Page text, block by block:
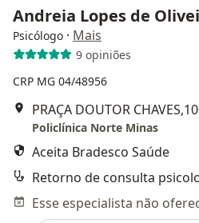
Andreia Lopes de
Psicólogo · Mais
9 opiniões
CRP MG 04/48956
PRAÇA DOUTOR
Policlínica Norte Minas
Aceita Bradesco Saúde
Retorno de consulta